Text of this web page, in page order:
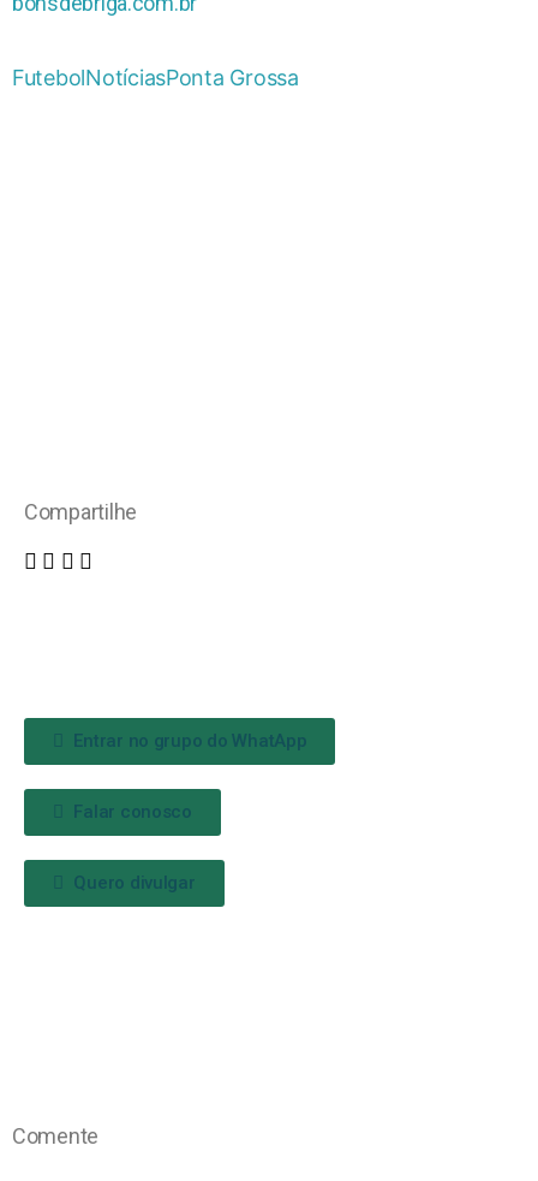
FutebolNotíciasPonta Grossa
Compartilhe
Entrar no grupo do WhatApp
Falar conosco
Quero divulgar
Comente